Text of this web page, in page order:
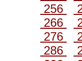
256
266
276
286